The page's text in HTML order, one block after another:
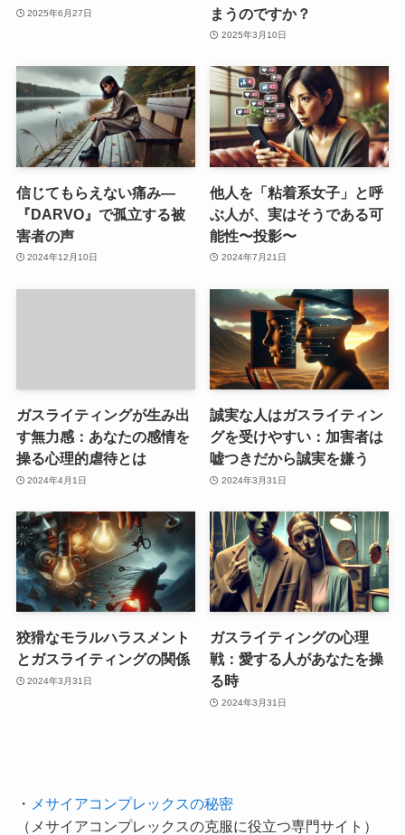
2025年6月27日 まうのですか？
2025年3月10日
信じてもらえない痛み—
『DARVO』で孤立する被
害者の声
2024年12月10日
他人を「粘着系女子」と呼
ぶ人が、実はそうである可
能性〜投影〜
2024年7月21日
ガスライティングが生み出
す無力感：あなたの感情を
操る心理的虐待とは
2024年4月1日
誠実な人はガスライティン
グを受けやすい：加害者は
嘘つきだから誠実を嫌う
2024年3月31日
狡猾なモラルハラスメント
とガスライティングの関係
2024年3月31日
ガスライティングの心理
戦：愛する人があなたを操
る時
2024年3月31日
・
メサイアコンプレックスの秘密
（メサイアコンプレックスの克服に役立つ専門サイト）